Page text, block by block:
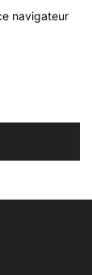
navigateur